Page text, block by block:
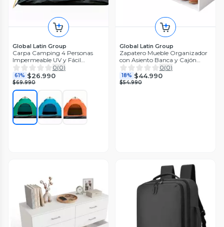
Global Latin Group
Carpa Camping 4 Personas
Impermeable UV y Fácil
Armado
0(0)
61% $26.990
$69.990
Global Latin Group
Zapatero Mueble Organizador
con Asiento Banca y Cajón
90cm
0(0)
18% $44.990
$54.990